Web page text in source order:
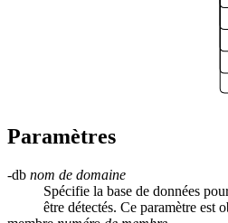
Paramètres
-db nom de domaine
Spécifie la base de données
être détectés. Ce paramètre est